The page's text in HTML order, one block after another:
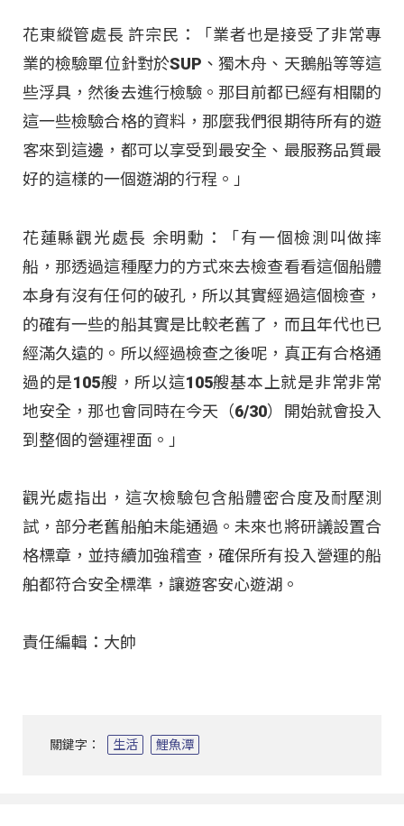
花東縱管處長 許宗民：「業者也是接受了非常專
業的檢驗單位針對於SUP、獨木舟、天鵝船等等這
些浮具，然後去進行檢驗。那目前都已經有相關的
這一些檢驗合格的資料，那麼我們很期待所有的遊
客來到這邊，都可以享受到最安全、最服務品質最
好的這樣的一個遊湖的行程 。」
花蓮縣觀光處長 余明勳：「有一個檢測叫做摔
船，那透過這種壓力的方式來去檢查看看這個船體
本身有沒有任何的破孔，所以其實經過這個檢查，
的確有一些的船其實是比較老舊了，而且年代也已
經滿久遠的。所以經過檢查之後呢，真正有合格通
過的是105艘，所以這105艘基本上就是非常非常
地安全，那也會同時在今天（6/30）開始就會投入
到整個的營運裡面 。」
觀光處指出，這次檢驗包含船體密合度及耐壓測
試，部分老舊船舶未能通過 。未來也將研議設置合
格標章，並持續加強稽查，確保所有投入營運的船
舶都符合安全標準，讓遊客安心遊湖 。
責任編輯：大帥
關鍵字： 生活 鯉魚潭